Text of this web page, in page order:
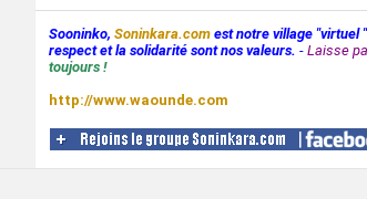
Sooninko, Soninkara.com est notre village "virtuel
respect et la solidarité sont nos valeurs. - Laisse
toujours !
http://www.waounde.com